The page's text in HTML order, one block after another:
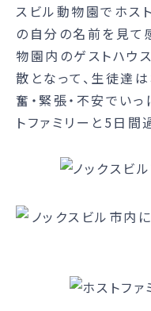
スビル動物園でホス
の自分の名前を見て
物園内のゲストハウ
散となって、生徒達
奮・緊張・不安でい
トファミリーと5日間